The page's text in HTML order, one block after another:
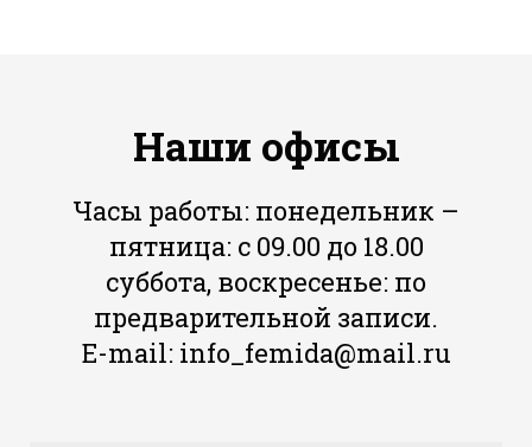
Наши офисы
Часы работы: понедельник –
пятница: с 09.00 до 18.00
суббота, воскресенье: по
предварительной записи.
E-mail: info_femida@mail.ru